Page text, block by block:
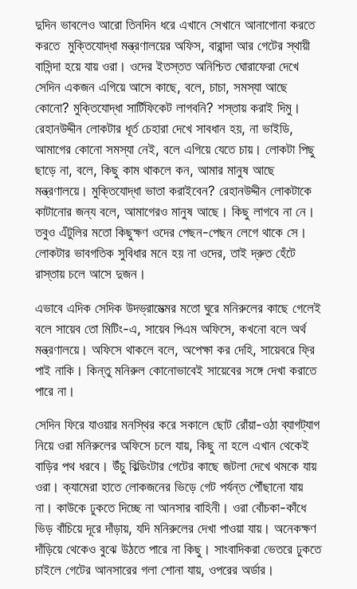
দুদিন ভাবলেও আরো তিনদিন ধরে এখানে সেখানে আনাগোনা করতে
করতে মুক্তিযোদ্ধা মন্ত্রণালয়ের অফিস, বারান্দা আর গেটের স্থায়ী
বাসিন্দা হয়ে যায় ওরা। ওদের ইতস্তত অনিশ্চিত ঘোরাফেরা দেখে
সেদিন একজন এগিয়ে আসে কাছে, বলে, চাচা, সমস্যা আছে
কোনো? মুক্তিযোদ্ধা সার্টিফিকেট লাগবনি? শস্তায় করাই দিমু।
রেহানউদ্দীন লোকটার ধূর্ত চেহারা দেখে সাবধান হয়, না ভাইডি,
আমাগের কোনো সমস্যা নেই, বলে এগিয়ে যেতে চায়। লোকটা পিছু
ছাড়ে না, বলে, কিছু কাম থাকলে কন, আমার মানুষ আছে
মন্ত্রণালয়ে। মুক্তিযোদ্ধা ভাতা করাইবেন? রেহানউদ্দীন লোকটাকে
কাটানোর জন্য বলে, আমাগেরও মানুষ আছে। কিছু লাগবে না নে।
তবুও এঁটুলির মতো কিছুক্ষণ ওদের পেছন-পেছন লেগে থাকে সে।
লোকটার ভাবগতিক সুবিধার মনে হয় না ওদের, তাই দ্রুত হেঁটে
রাস্তায় চলে আসে দুজন।
এভাবে এদিক সেদিক উদভ্রামেত্মর মতো ঘুরে মনিরুলের কাছে গেলেই
বলে সায়েব তো মিটিং-এ, সায়েব পিএম অফিসে, কখনো বলে অর্থ
মন্ত্রণালয়ে। অফিসে থাকলে বলে, অপেক্ষা কর দেহি, সায়েবরে ফ্রি
পাই নাকি। কিন্তু মনিরুল কোনোভাবেই সায়েবের সঙ্গে দেখা করাতে
পারে না।
সেদিন ফিরে যাওয়ার মনস্থির করে সকালে ছোট রোঁয়া-ওঠা ব্যাগট্যাগ
নিয়ে ওরা মনিরুলের অফিসে চলে যায়, কিছু না হলে এখান থেকেই
বাড়ির পথ ধরবে। উঁচু বিল্ডিংটার গেটের কাছে জটলা দেখে থমকে যায়
ওরা। ক্যামেরা হাতে লোকজনের ভিড়ে গেট পর্যন্ত পৌঁছানো যায়
না। কাউকে ঢুকতে দিচ্ছে না আনসার বাহিনী। ওরা বোঁচকা-কাঁধে
ভিড় বাঁচিয়ে দূরে দাঁড়ায়, যদি মনিরুলের দেখা পাওয়া যায়। অনেকক্ষণ
দাঁড়িয়ে থেকেও বুঝে উঠতে পারে না কিছু। সাংবাদিকরা ভেতরে ঢুকতে
চাইলে গেটের আনসারের গলা শোনা যায়, ওপরের অর্ডার।